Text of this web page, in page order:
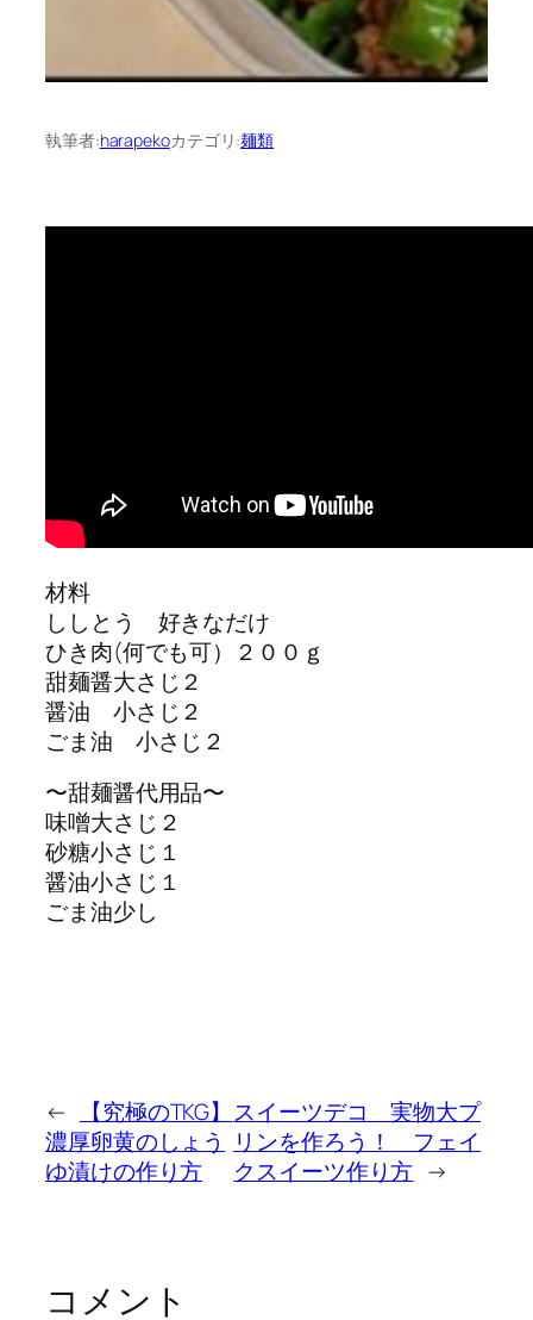
執筆者:harapekoカテゴリ:麺類
材料
ししとう 好きなだけ
ひき肉(何でも可）２００ｇ
甜麺醤大さじ２
醤油 小さじ２
ごま油 小さじ２
〜甜麺醤代用品〜
味噌大さじ２
砂糖小さじ１
醤油小さじ１
ごま油少し
←
【究極のTKG】
濃厚卵黄のしょう
ゆ漬けの作り方
スイーツデコ 実物大プ
リンを作ろう！ フェイ
クスイーツ作り方 →
コメント